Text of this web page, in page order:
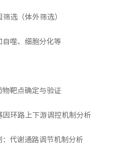
选（体外筛选）
噬、细胞分化等
靶点确定与验证
环路上下游调控机制分析
代谢通路调节机制分析